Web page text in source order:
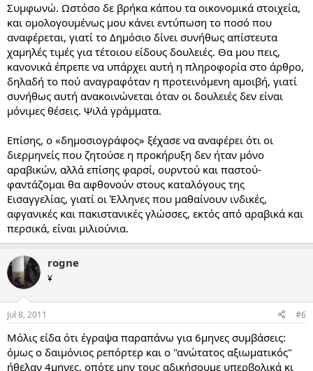
Συμφωνώ. Ωστόσο δε βρήκα κάπου τα οικονομικά στοιχεία,
και ομολογουμένως μου κάνει εντύπωση το ποσό που
αναφέρεται, γιατί το Δημόσιο δίνει συνήθως απίστευτα
χαμηλές τιμές για τέτοιου είδους δουλειές. Θα μου πεις,
κανονικά έπρεπε να υπάρχει αυτή η πληροφορία στο άρθρο,
δηλαδή το πού αναγραφόταν η προτεινόμενη αμοιβή, γιατί
συνήθως αυτή ανακοινώνεται όταν οι δουλειές δεν είναι
μόνιμες θέσεις. Ψιλά γράμματα.
Επίσης, ο «δημοσιογράφος» ξέχασε να αναφέρει ότι οι
διερμηνείς που ζητούσε η προκήρυξη δεν ήταν μόνο
αραβικών, αλλά επίσης φαρσί, ουρντού και παστού-
φαντάζομαι θα αφθονούν στους καταλόγους της
Εισαγγελίας, γιατί οι Έλληνες που μαθαίνουν ινδικές,
αφγανικές και πακιστανικές γλώσσες, εκτός από αραβικά και
περσικά, είναι μιλιούνια.
rogne
¥
Jul 8, 2011 #6
Μόλις είδα ότι έγραψα παραπάνω για 6μηνες συμβάσεις:
όμως ο δαιμόνιος ρεπόρτερ και ο "ανώτατος αξιωματικός"
ήθελαν 4μηνες, οπότε μην τους αδικήσουμε υπερβολικά κι